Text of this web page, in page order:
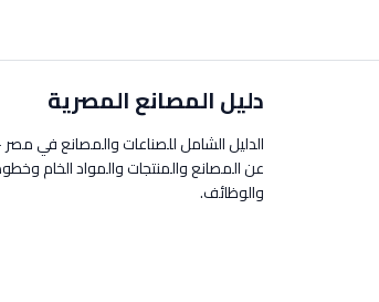
دليل المصانع المصرية
الدليل الشامل للصناعات والمصانع في
عن المصانع والمنتجات والمواد الخام
والوظائف.